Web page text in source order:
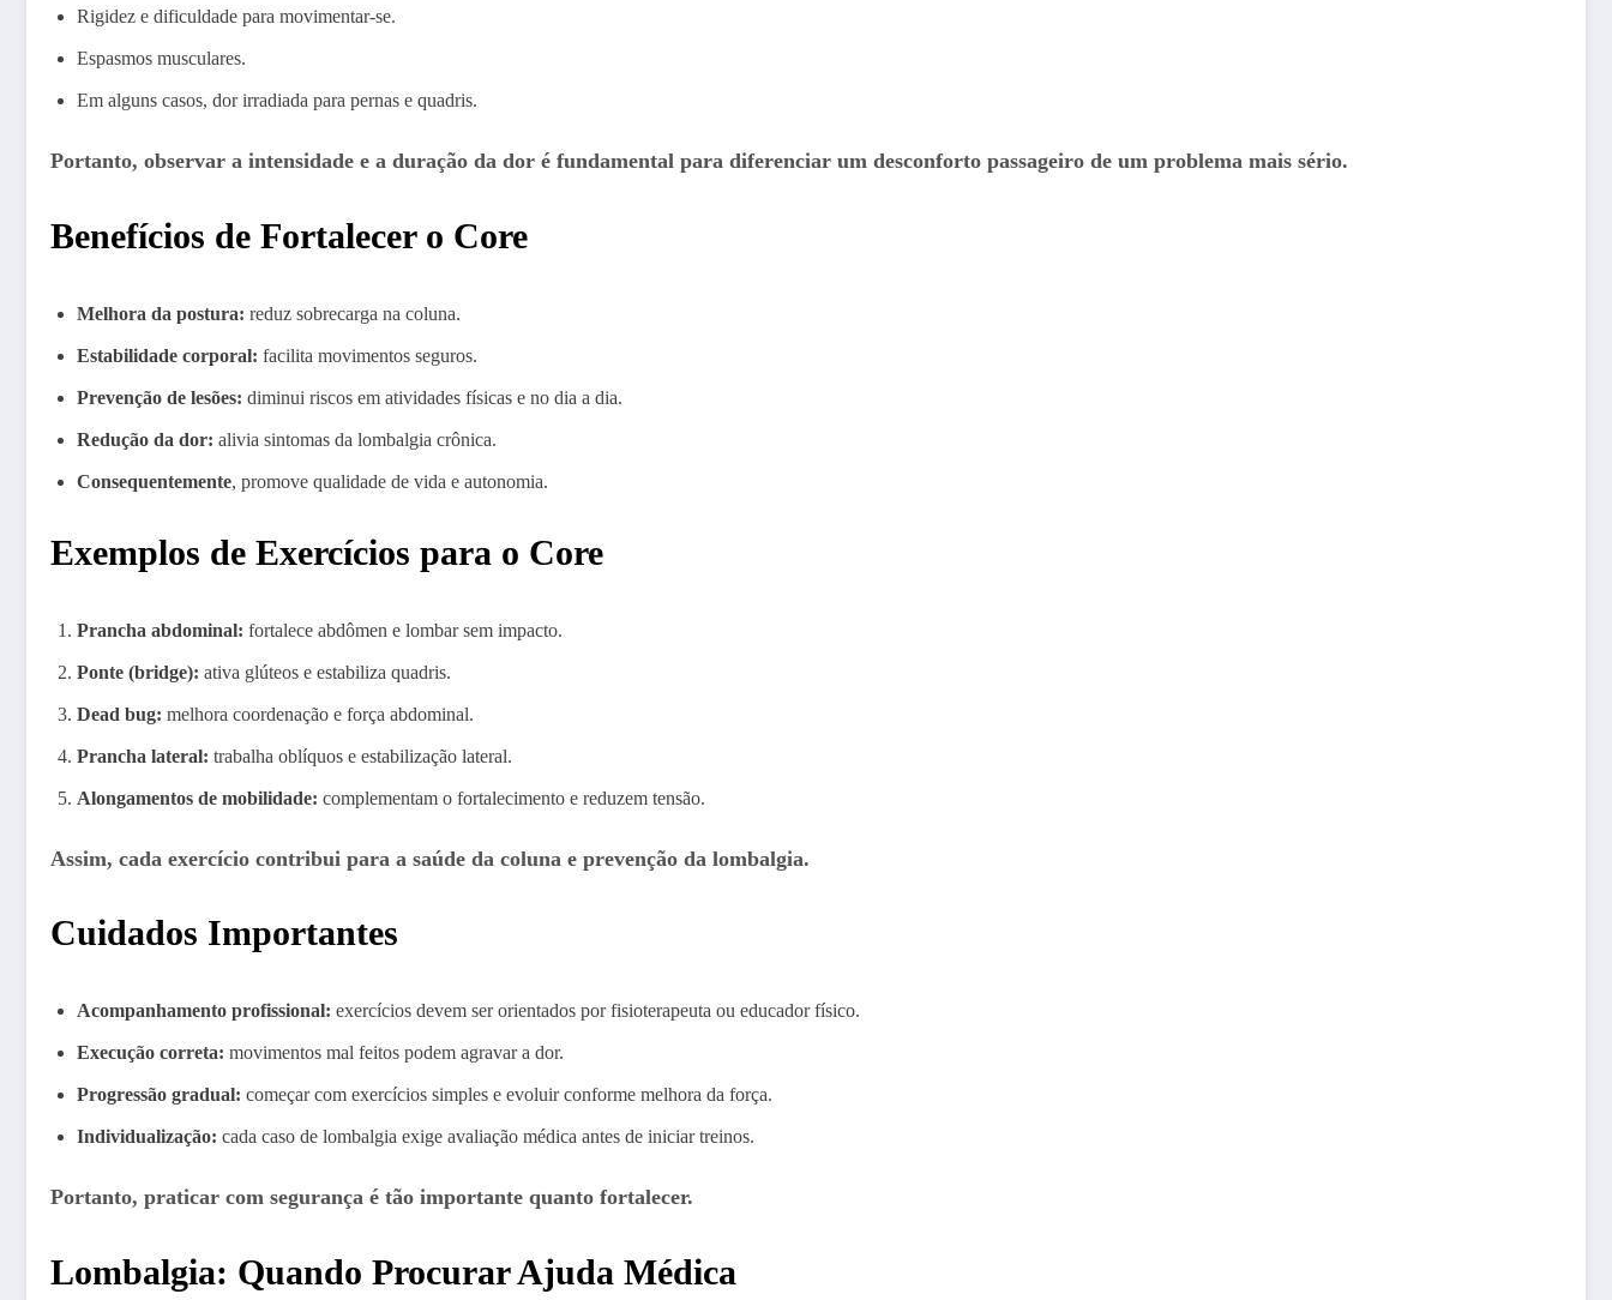
Rigidez e dificuldade para movimentar-se.
Espasmos musculares.
Em alguns casos, dor irradiada para pernas e quadris.
Portanto, observar a intensidade e a duração da dor é fundamental para diferenciar um desconforto passageiro de um problema mais sério.
Benefícios de Fortalecer o Core
Melhora da postura: reduz sobrecarga na coluna.
Estabilidade corporal: facilita movimentos seguros.
Prevenção de lesões: diminui riscos em atividades físicas e no dia a dia.
Redução da dor: alivia sintomas da lombalgia crônica.
Consequentemente, promove qualidade de vida e autonomia.
Exemplos de Exercícios para o Core
Prancha abdominal: fortalece abdômen e lombar sem impacto.
Ponte (bridge): ativa glúteos e estabiliza quadris.
Dead bug: melhora coordenação e força abdominal.
Prancha lateral: trabalha oblíquos e estabilização lateral.
Alongamentos de mobilidade: complementam o fortalecimento e reduzem tensão.
Assim, cada exercício contribui para a saúde da coluna e prevenção da lombalgia.
Cuidados Importantes
Acompanhamento profissional: exercícios devem ser orientados por fisioterapeuta ou educador físico.
Execução correta: movimentos mal feitos podem agravar a dor.
Progressão gradual: começar com exercícios simples e evoluir conforme melhora da força.
Individualização: cada caso de lombalgia exige avaliação médica antes de iniciar treinos.
Portanto, praticar com segurança é tão importante quanto fortalecer.
Lombalgia: Quando Procurar Ajuda Médica